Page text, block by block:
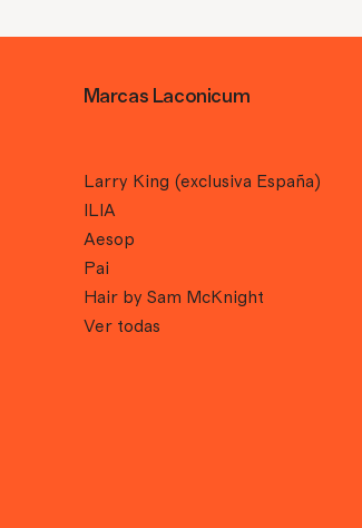
Marcas Laconicum
Larry King (exclusiva España)
ILIA
Aesop
Pai
Hair by Sam McKnight
Ver todas